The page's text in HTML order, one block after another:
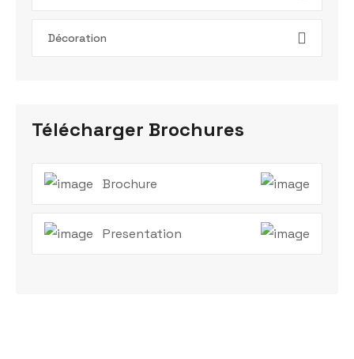
Décoration
Télécharger Brochures
Brochure
Presentation